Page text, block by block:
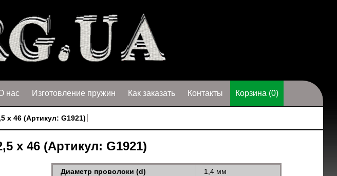
нас Изготовление пружин Как заказать Контакты Корзина (0)
х 46 (Артикул: G1921)
х 46 (Артикул: G1921)
Диаметр проволоки (d)
1,4 мм